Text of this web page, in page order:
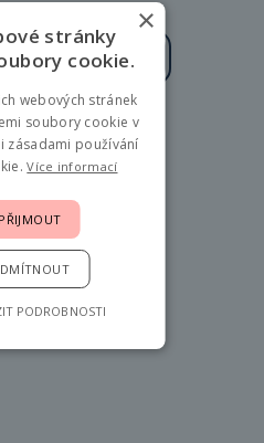
osobních údajů
19 hod.
4
×
stránky
cookie.
webových stránek
soubory cookie v
zásadami používání
Více informací
PODROBNOSTI